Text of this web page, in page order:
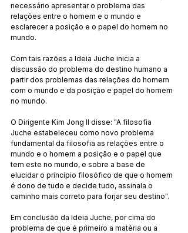
necessário apresentar o problema das
relações entre o homem e o mundo e
esclarecer a posição e o papel do homem no
mundo.
Com tais razões a Ideia Juche inicia a
discussão do problema do destino humano a
partir dos problemas das relações do homem
com o mundo e da posição e papel do homem
no mundo.
O Dirigente Kim Jong Il disse: "A filosofia
Juche estabeleceu como novo problema
fundamental da filosofia as relações entre o
mundo e o homem a posição e o papel que
tem este no mundo, e sobre a base de
elucidar o princípio filosófico de que o homem
é dono de tudo e decide tudo, assinala o
caminho mais correto para forjar seu destino".
Em conclusão da Ideia Juche, por cima do
problema de que é primeiro a matéria ou a